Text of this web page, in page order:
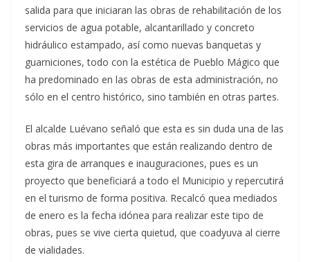
salida para que iniciaran las obras de rehabilitación de los
servicios de agua potable, alcantarillado y concreto
hidráulico estampado, así como nuevas banquetas y
guarniciones, todo con la estética de Pueblo Mágico que
ha predominado en las obras de esta administración, no
sólo en el centro histórico, sino también en otras partes.
El alcalde Luévano señaló que esta es sin duda una de las
obras más importantes que están realizando dentro de
esta gira de arranques e inauguraciones, pues es un
proyecto que beneficiará a todo el Municipio y repercutirá
en el turismo de forma positiva. Recalcó quea mediados
de enero es la fecha idónea para realizar este tipo de
obras, pues se vive cierta quietud, que coadyuva al cierre
de vialidades.